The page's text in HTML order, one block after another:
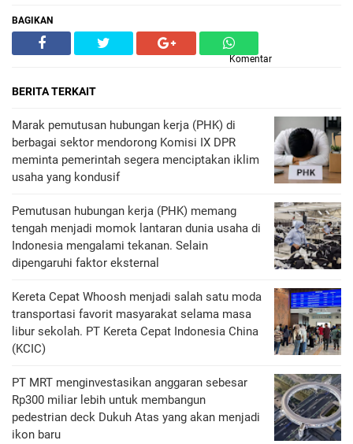
BAGIKAN
Komentar
BERITA TERKAIT
Marak pemutusan hubungan kerja (PHK) di
berbagai sektor mendorong Komisi IX DPR
meminta pemerintah segera menciptakan iklim
usaha yang kondusif
Pemutusan hubungan kerja (PHK) memang
tengah menjadi momok lantaran dunia usaha di
Indonesia mengalami tekanan. Selain
dipengaruhi faktor eksternal
Kereta Cepat Whoosh menjadi salah satu moda
transportasi favorit masyarakat selama masa
libur sekolah. PT Kereta Cepat Indonesia China
(KCIC)
PT MRT menginvestasikan anggaran sebesar
Rp300 miliar lebih untuk membangun
pedestrian deck Dukuh Atas yang akan menjadi
ikon baru